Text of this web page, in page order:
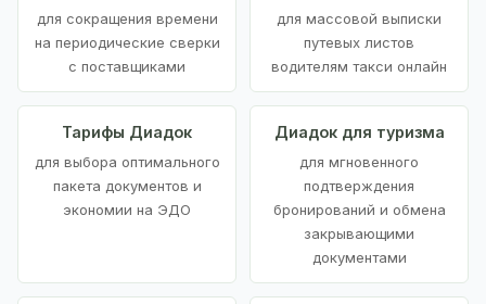
для сокращения времени
на периодические сверки
с поставщиками
для массовой выписки
путевых листов
водителям такси онлайн
Тарифы Диадок
для выбора оптимального
пакета документов и
экономии на ЭДО
Диадок для туризма
для мгновенного
подтверждения
бронирований и обмена
закрывающими
документами